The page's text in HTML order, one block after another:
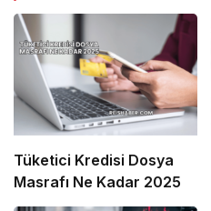
Tüketici Kredisi Dosya
Masrafı Ne Kadar 2025